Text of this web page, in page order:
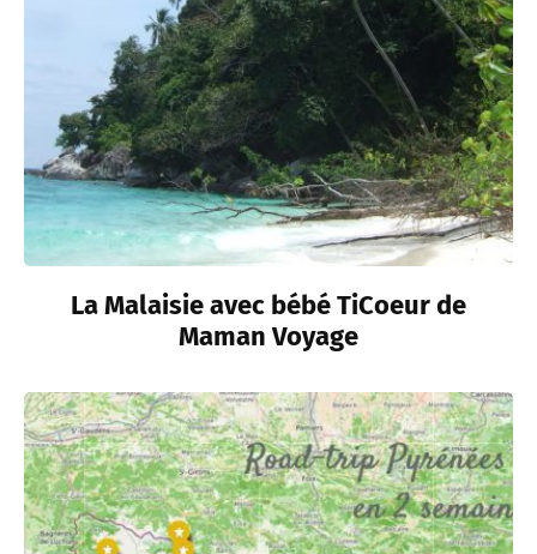
La Malaisie avec bébé TiCoeur de
Maman Voyage